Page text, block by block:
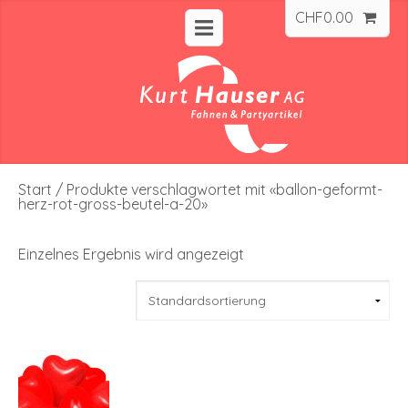
CHF0.00
Start / Produkte verschlagwortet mit «ballon-geformt-
herz-rot-gross-beutel-a-20»
Einzelnes Ergebnis wird angezeigt